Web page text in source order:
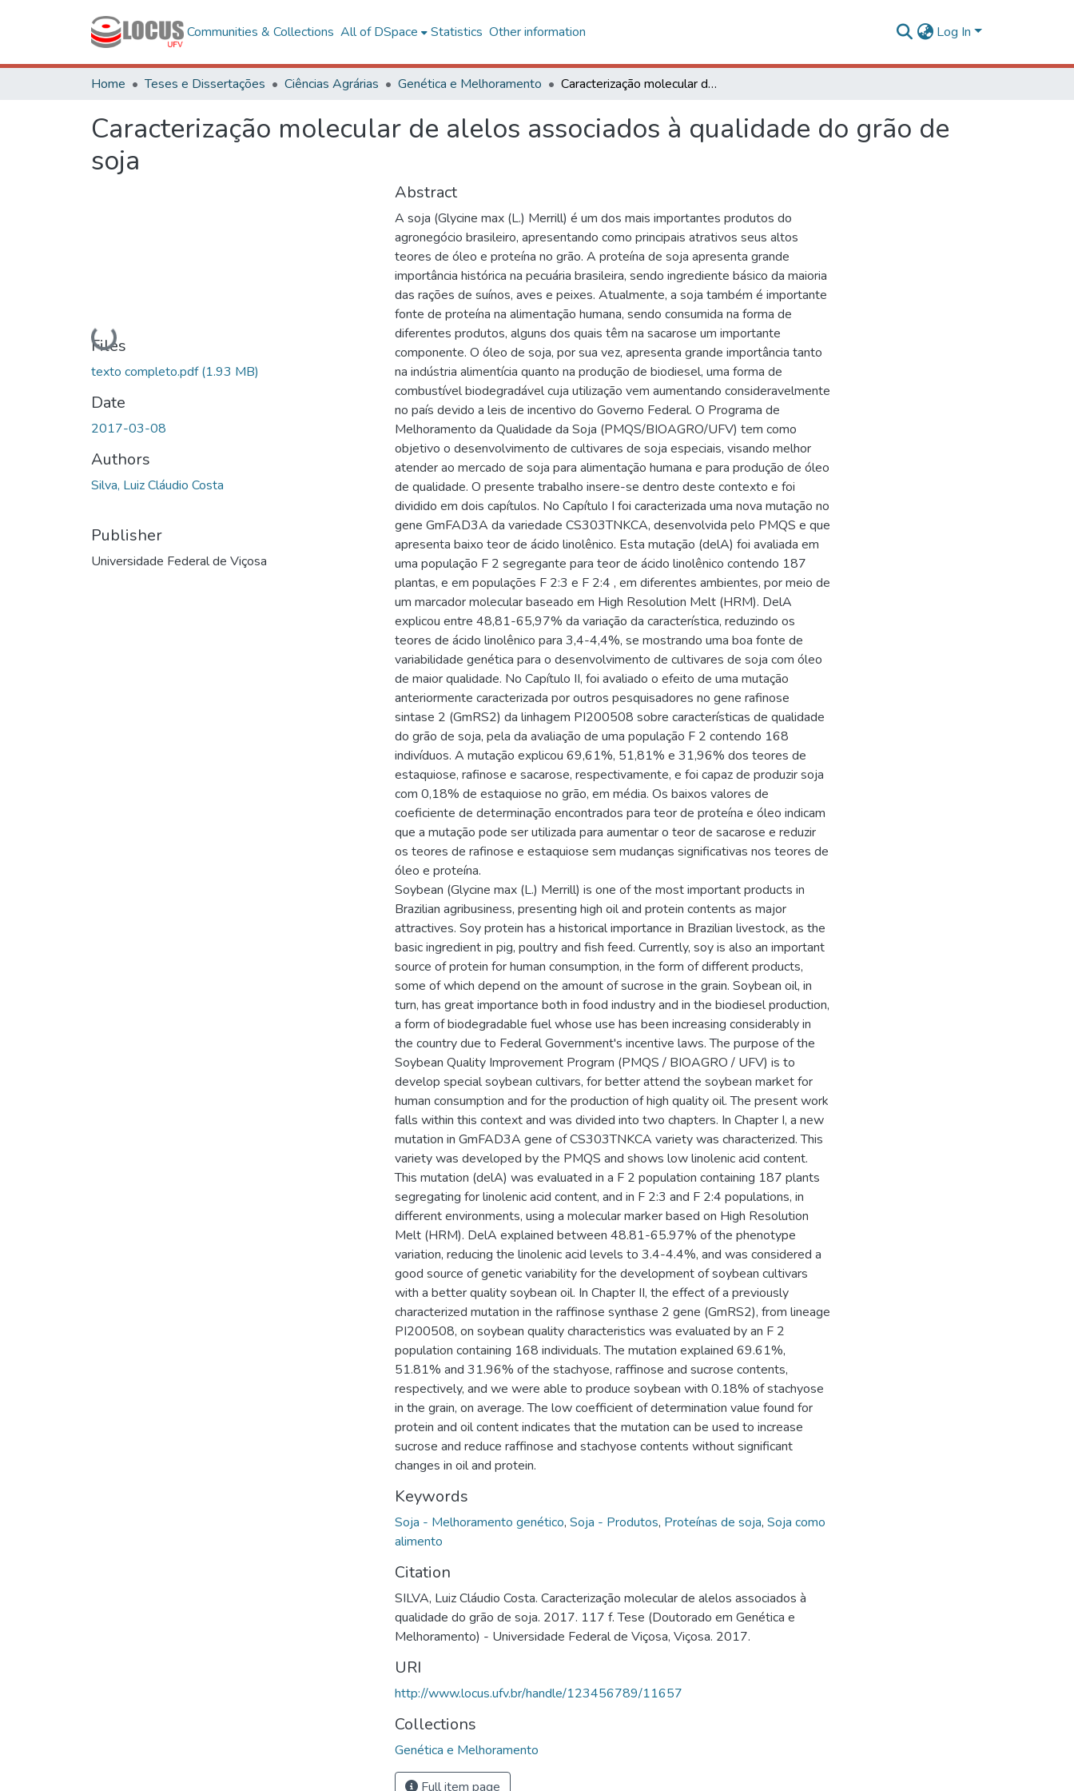
Communities & Collections All of DSpace Statistics Other information Log In
Home Teses e Dissertações Ciências Agrárias Genética e Melhoramento Caracterização molecular de alelos associados à qualidade do grão de soja
Caracterização molecular de alelos associados à qualidade do grão de
soja
Loading...
Files
texto completo.pdf(1.93 MB)
Date
2017-03-08
Authors
Silva, Luiz Cláudio Costa
Publisher
Universidade Federal de Viçosa
Abstract
A soja (Glycine max (L.) Merrill) é um dos mais importantes produtos do
agronegócio brasileiro, apresentando como principais atrativos seus altos
teores de óleo e proteína no grão. A proteína de soja apresenta grande
importância histórica na pecuária brasileira, sendo ingrediente básico da maioria
das rações de suínos, aves e peixes. Atualmente, a soja também é importante
fonte de proteína na alimentação humana, sendo consumida na forma de
diferentes produtos, alguns dos quais têm na sacarose um importante
componente. O óleo de soja, por sua vez, apresenta grande importância tanto
na indústria alimentícia quanto na produção de biodiesel, uma forma de
combustível biodegradável cuja utilização vem aumentando consideravelmente
no país devido a leis de incentivo do Governo Federal. O Programa de
Melhoramento da Qualidade da Soja (PMQS/BIOAGRO/UFV) tem como
objetivo o desenvolvimento de cultivares de soja especiais, visando melhor
atender ao mercado de soja para alimentação humana e para produção de óleo
de qualidade. O presente trabalho insere-se dentro deste contexto e foi
dividido em dois capítulos. No Capítulo I foi caracterizada uma nova mutação no
gene GmFAD3A da variedade CS303TNKCA, desenvolvida pelo PMQS e que
apresenta baixo teor de ácido linolênico. Esta mutação (delA) foi avaliada em
uma população F 2 segregante para teor de ácido linolênico contendo 187
plantas, e em populações F 2:3 e F 2:4 , em diferentes ambientes, por meio de
um marcador molecular baseado em High Resolution Melt (HRM). DelA
explicou entre 48,81-65,97% da variação da característica, reduzindo os
teores de ácido linolênico para 3,4-4,4%, se mostrando uma boa fonte de
variabilidade genética para o desenvolvimento de cultivares de soja com óleo
de maior qualidade. No Capítulo II, foi avaliado o efeito de uma mutação
anteriormente caracterizada por outros pesquisadores no gene rafinose
sintase 2 (GmRS2) da linhagem PI200508 sobre características de qualidade
do grão de soja, pela da avaliação de uma população F 2 contendo 168
indivíduos. A mutação explicou 69,61%, 51,81% e 31,96% dos teores de
estaquiose, rafinose e sacarose, respectivamente, e foi capaz de produzir soja
com 0,18% de estaquiose no grão, em média. Os baixos valores de
coeficiente de determinação encontrados para teor de proteína e óleo indicam
que a mutação pode ser utilizada para aumentar o teor de sacarose e reduzir
os teores de rafinose e estaquiose sem mudanças significativas nos teores de
óleo e proteína.
Soybean (Glycine max (L.) Merrill) is one of the most important products in
Brazilian agribusiness, presenting high oil and protein contents as major
attractives. Soy protein has a historical importance in Brazilian livestock, as the
basic ingredient in pig, poultry and fish feed. Currently, soy is also an important
source of protein for human consumption, in the form of different products,
some of which depend on the amount of sucrose in the grain. Soybean oil, in
turn, has great importance both in food industry and in the biodiesel production,
a form of biodegradable fuel whose use has been increasing considerably in
the country due to Federal Government's incentive laws. The purpose of the
Soybean Quality Improvement Program (PMQS / BIOAGRO / UFV) is to
develop special soybean cultivars, for better attend the soybean market for
human consumption and for the production of high quality oil. The present work
falls within this context and was divided into two chapters. In Chapter I, a new
mutation in GmFAD3A gene of CS303TNKCA variety was characterized. This
variety was developed by the PMQS and shows low linolenic acid content.
This mutation (delA) was evaluated in a F 2 population containing 187 plants
segregating for linolenic acid content, and in F 2:3 and F 2:4 populations, in
different environments, using a molecular marker based on High Resolution
Melt (HRM). DelA explained between 48.81-65.97% of the phenotype
variation, reducing the linolenic acid levels to 3.4-4.4%, and was considered a
good source of genetic variability for the development of soybean cultivars
with a better quality soybean oil. In Chapter II, the effect of a previously
characterized mutation in the raffinose synthase 2 gene (GmRS2), from lineage
PI200508, on soybean quality characteristics was evaluated by an F 2
population containing 168 individuals. The mutation explained 69.61%,
51.81% and 31.96% of the stachyose, raffinose and sucrose contents,
respectively, and we were able to produce soybean with 0.18% of stachyose
in the grain, on average. The low coefficient of determination value found for
protein and oil content indicates that the mutation can be used to increase
sucrose and reduce raffinose and stachyose contents without significant
changes in oil and protein.
Keywords
Soja - Melhoramento genético, Soja - Produtos, Proteínas de soja, Soja como
alimento
Citation
SILVA, Luiz Cláudio Costa. Caracterização molecular de alelos associados à
qualidade do grão de soja. 2017. 117 f. Tese (Doutorado em Genética e
Melhoramento) - Universidade Federal de Viçosa, Viçosa. 2017.
URI
http://www.locus.ufv.br/handle/123456789/11657
Collections
Genética e Melhoramento
Full item page